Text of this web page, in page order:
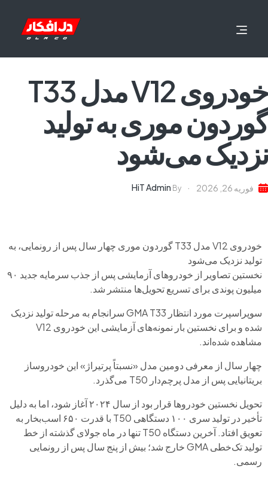
خودروی V12 مدل T33
گوردون موری به تولید
نزدیک می‌شود
فوریه 26, 2026 By
HiT Admin
خودروی V12 مدل T33 گوردون موری چهار سال پس از رونمایی، به
تولید نزدیک می‌شود
نخستین تصاویر از خودروهای آزمایشی پس از جذب سرمایه جدید ۹۰
میلیون پوندی برای تسریع تحویل‌ها منتشر شد.
سوپراسپرت مورد انتظار GMA T33 سرانجام به مرحله تولید نزدیک
شده و برای نخستین بار نمونه‌های آزمایشی این خودروی V12
مشاهده شده‌اند.
چهار سال از معرفی دومین مدل «نسبتاً پرتیراژ» این خودروساز
بریتانیایی پس از مدل پرچم‌دار T50 می‌گذرد.
تحویل نخستین خودروها قرار بود از سال ۲۰۲۴ آغاز شود، اما به دلیل
تأخیر در تولید سری ۱۰۰ دستگاهی T50 با قدرت ۶۵۰ اسب‌بخار به
تعویق افتاد. آخرین دستگاه T50 تنها در ماه جولای گذشته از خط
تولید تک‌خطی GMA خارج شد؛ بیش از پنج سال پس از رونمایی
رسمی.